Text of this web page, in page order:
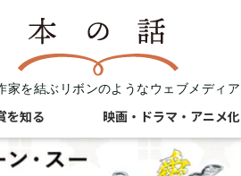
家を結ぶリボンのようなウェブメディア
を知る 映画・ドラマ・アニメ化